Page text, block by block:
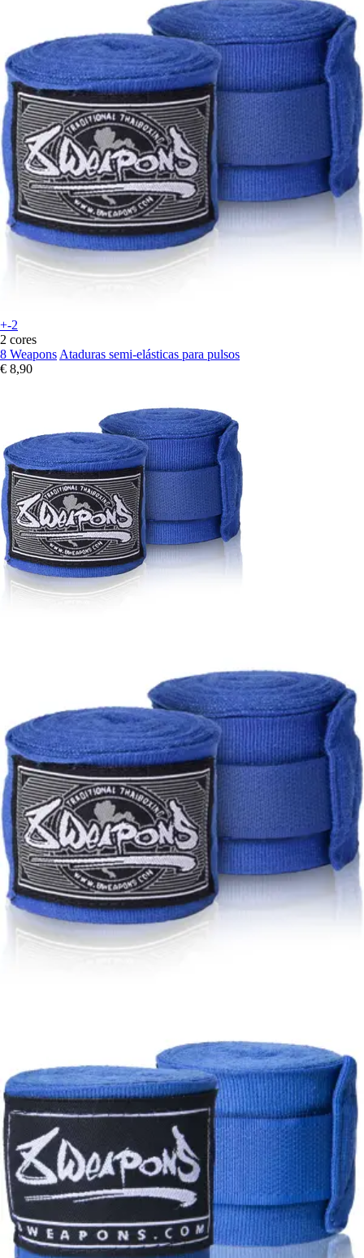
+-2
2 cores
8 Weapons Ataduras semi-elásticas para pulsos
€ 8,90